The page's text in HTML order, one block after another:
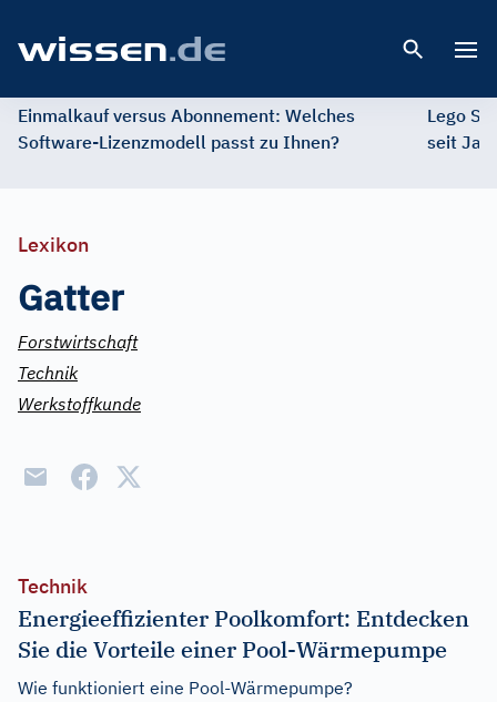
Einmalkauf versus Abonnement: Welches
Software-Lizenzmodell passt zu Ihnen?
Lego
seit
Lexikon
Gatter
Forstwirtschaft
Technik
Werkstoffkunde
Technik
Energieeffizienter Poolkomfort: Entdecken
Sie die Vorteile einer Pool-Wärmepumpe
Wie funktioniert eine Pool-Wärmepumpe?